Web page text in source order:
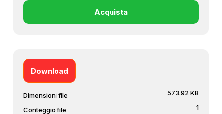
Download
Dimensioni file 573.92 KB
Conteggio file 1
Acquista